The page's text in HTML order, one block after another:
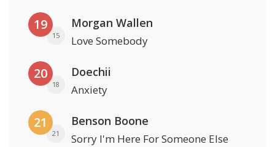
19
15
Morgan Wallen
Love Somebody
20
18
Doechii
Anxiety
21
21
Benson Boone
Sorry I'm Here For Someone Else